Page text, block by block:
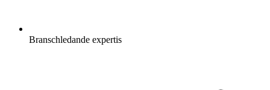
Branschledande expertis